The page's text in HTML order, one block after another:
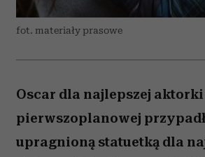
fot. materiały prasowe
Oscar dla najlepszej aktorki
pierwszoplanowej
upragnioną statuetką dla